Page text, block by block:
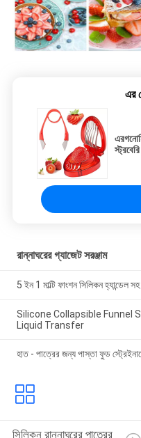
এর
রান্নাঘরের গ্যাজেট সরঞ্জাম
5 ইন 1 মাল্টি ফাংশন সিলিকন হ্যান্ডেল
Silicone Collapsible Funnel
Liquid Transfer
হাত - পাত্রের জন্য পাস্তা ফুড
সিলিকন রান্নাঘরের পাত্রের